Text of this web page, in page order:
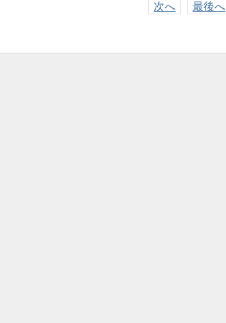
次へ 最後へ